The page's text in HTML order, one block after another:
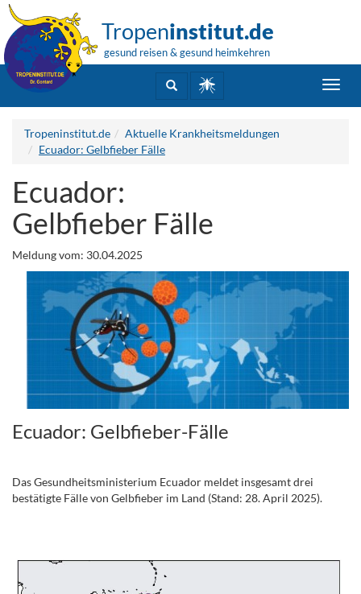
Tropeninstitut.de
gesund reisen & gesund heimkehren
Tropeninstitut.de
Aktuelle Krankheitsmeldungen
Ecuador: Gelbfieber Fälle
Ecuador:
Gelbfieber Fälle
Meldung vom: 30.04.2025
Ecuador: Gelbfieber-Fälle
Das Gesundheitsministerium Ecuador meldet insgesamt drei
bestätigte Fälle von Gelbfieber im Land (Stand: 28. April 2025).